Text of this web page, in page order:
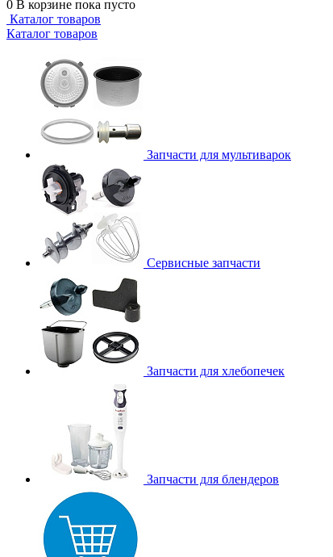
0 В корзине пока пусто
Каталог товаров
Каталог товаров
Запчасти для мультиварок
Сервисные запчасти
Запчасти для хлебопечек
Запчасти для блендеров